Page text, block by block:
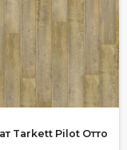
Tarkett Pilot Отто